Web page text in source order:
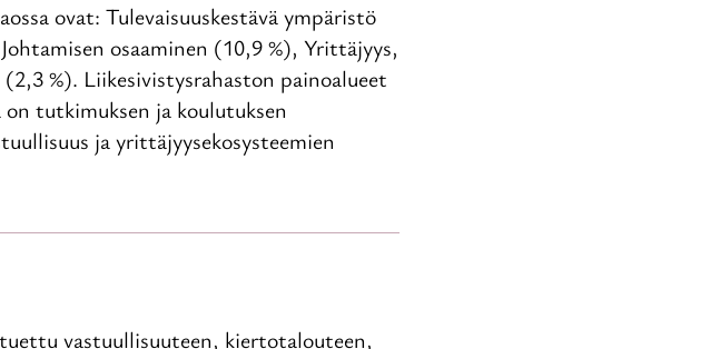
ovat: Tulevaisuuskestävä ympäristö
osaaminen (10,9 %), Yrittäjyys,
%). Liikesivistysrahaston painoalueet
tutkimuksen ja koulutuksen
ja yrittäjyysekosysteemien
vastuullisuuteen, kiertotalouteen,